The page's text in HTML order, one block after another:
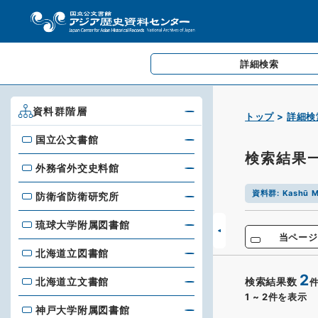
詳細検索
トップ 詳細検
検索結果
資料群: Kashū
当ペー
検索結果数 2
1 ~ 2件を表示
資料群階層
国立公文書館
国立公文書館
外務省外交史料館
外務省外交史料館
防衛省防衛研究所
防衛省防衛研究所
琉球大学附属図書館
琉球大学附属図書館
北海道立図書館
北海道立図書館
北海道立文書館
北海道立文書館
神戸大学附属図書館
神戸大学附属図書館